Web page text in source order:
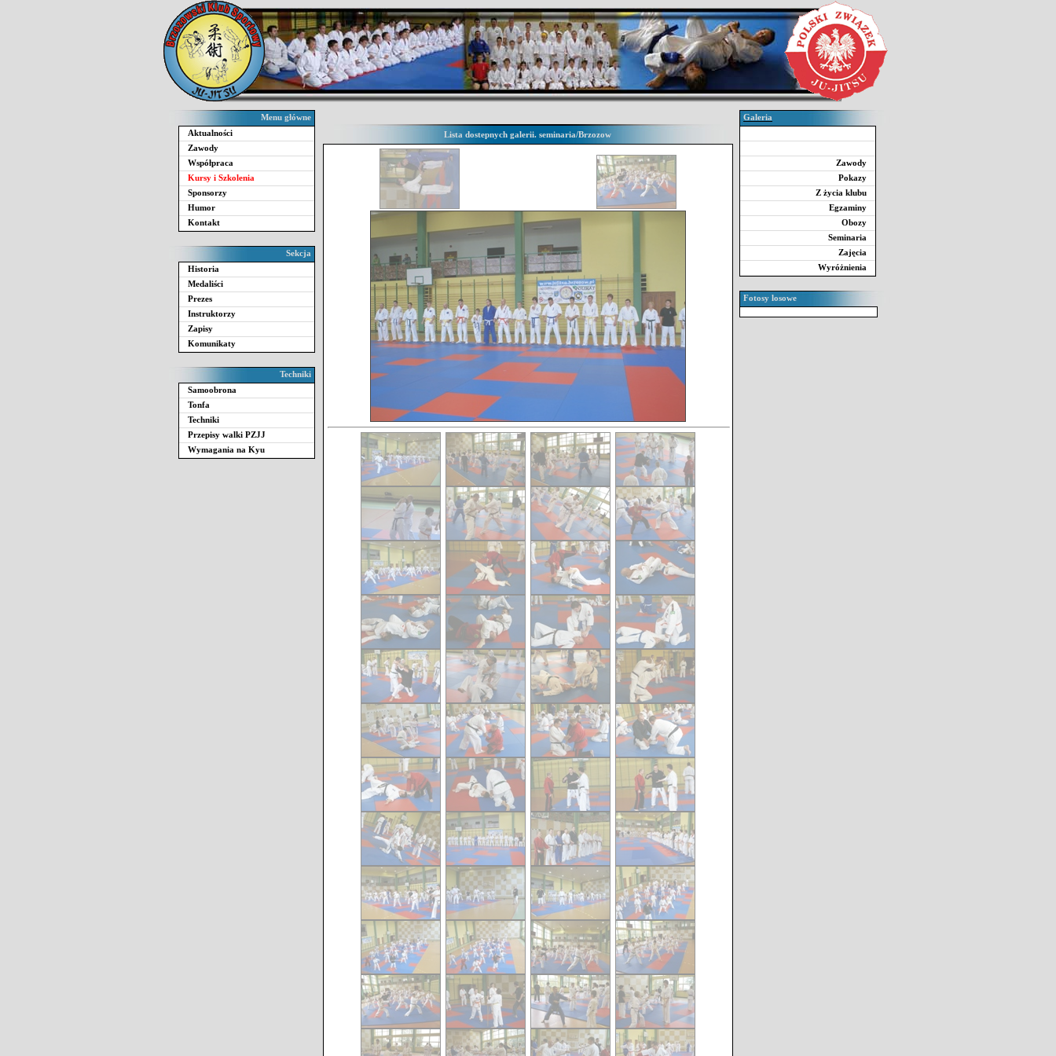
Menu główne
Aktualności
Zawody
Współpraca
Kursy i Szkolenia
Sponsorzy
Humor
Kontakt
Sekcja
Historia
Medaliści
Prezes
Instruktorzy
Zapisy
Komunikaty
Techniki
Samoobrona
Tonfa
Techniki
Przepisy walki PZJJ
Wymagania na Kyu
Lista dostepnych galerii. seminaria/Brzozow
Galeria
Zawody
Pokazy
Z życia klubu
Egzaminy
Obozy
Seminaria
Zajęcia
Wyróżnienia
Fotosy losowe